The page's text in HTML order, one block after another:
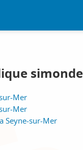
Mer
Mer
Seyne-sur-Mer